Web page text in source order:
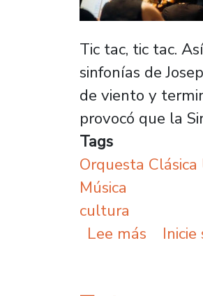
Tic tac, tic tac.
sinfonías de
de viento y
provocó que la
Tags
Orquesta Clásica
Música
cultura
Lee más sobre
Inicie